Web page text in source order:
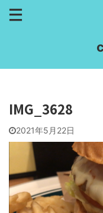
IMG_3628
2021年5月22日